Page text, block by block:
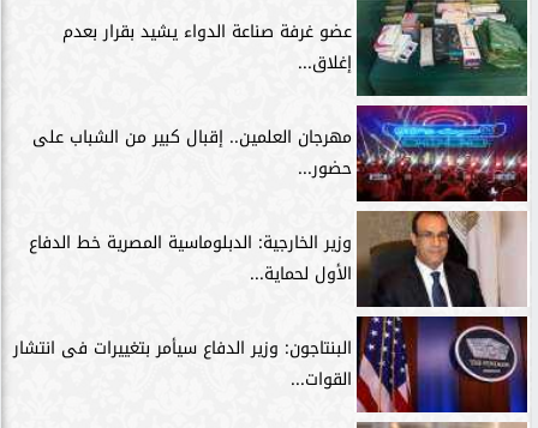
عضو غرفة صناعة الدواء يشيد بقرار بعدم
إغلاق...
مهرجان العلمين.. إقبال كبير من الشباب على
حضور...
وزير الخارجية: الدبلوماسية المصرية خط الدفاع
الأول لحماية...
البنتاجون: وزير الدفاع سيأمر بتغييرات فى انتشار
القوات...